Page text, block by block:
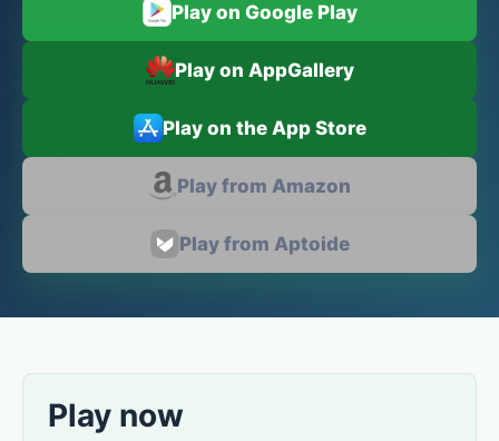
Play on Google Play
Play on AppGallery
Play on the App Store
Play from Amazon
Play from Aptoide
Play now